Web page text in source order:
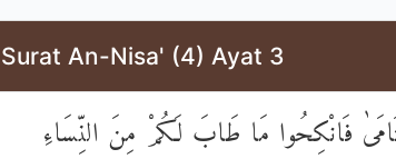
Surat An-Nisa' (4) Ayat 3
فَانْكِحُوا مَا طَابَ لَكُمْ مِنَ النِّسَاءِ